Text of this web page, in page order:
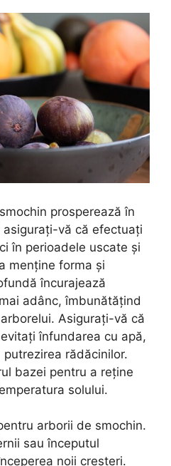
prosperează în
vă că efectuați
în perioadele uscate și
menține forma și
încurajează
adânc, îmbunătățind
Asigurați-vă că
înfundarea cu apă,
rădăcinilor.
bazei pentru a reține
solului.
arborii de smochin.
sau începutul
noii creșteri.